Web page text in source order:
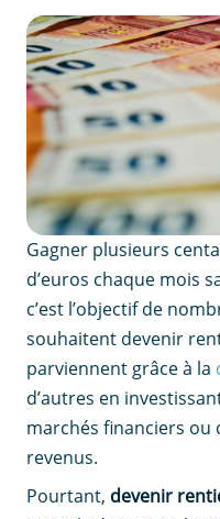
Gagner plusieurs
d’euros chaque mois
c’est l’objectif de
souhaitent devenir
parviennent grâce à la
d’autres en
marchés financiers ou
revenus.
Pourtant, devenir